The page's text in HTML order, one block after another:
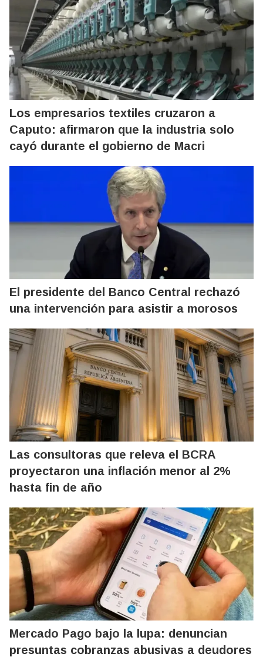
Los empresarios textiles cruzaron a
Caputo: afirmaron que la industria solo
cayó durante el gobierno de Macri
El presidente del Banco Central rechazó
una intervención para asistir a morosos
Las consultoras que releva el BCRA
proyectaron una inflación menor al 2%
hasta fin de año
Mercado Pago bajo la lupa: denuncian
presuntas cobranzas abusivas a deudores